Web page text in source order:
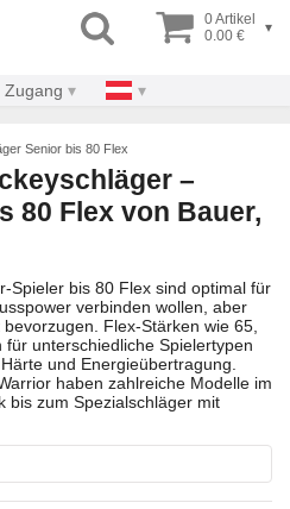
0 Artikel
0.00 €
▾
Zugang
Senior bis 80 Flex
–
80 Flex von Bauer,
Spieler bis 80 Flex sind optimal für
verbinden wollen, aber
Flex-Stärken wie 65,
unterschiedliche Spielertypen
und Energieübertragung.
haben zahlreiche Modelle im
bis zum Spezialschläger mit